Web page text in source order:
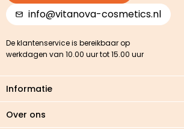
info@vitanova-cosmetics.nl
De klantenservice is bereikbaar op
werkdagen van 10.00 uur tot 15.00 uur
Informatie
Over ons